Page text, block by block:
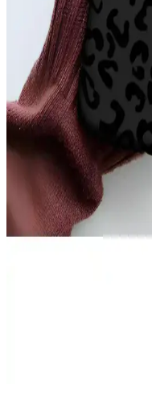
Şeffaf ve renkli
dayanıklı TPU
fonksiyonellik açısından
iPhone 17 Pro Max
Nedenleri ve Çözüm
iPhone 17 Pro Max arka
ısı etkisi ve MagSafe
Temizlik ve doğru kılıf
iPhone 11 Sarı Kılıf
Estetik ve Koruma
iPhone 11 sarı kılıf
çıkar. Silikon, TPU ve deri